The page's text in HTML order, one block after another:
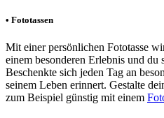
• Fototassen
Mit einer persönlichen Fototasse
einem besonderen Erlebnis und du
Beschenkte sich jeden Tag an
seinem Leben erinnert. Gestalte
zum Beispiel günstig mit einem